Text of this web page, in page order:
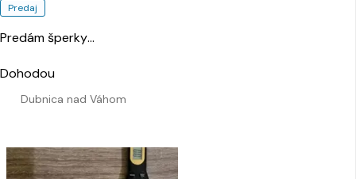
Predaj
Predám šperky…
Dubnica nad Váhom
Dohodou